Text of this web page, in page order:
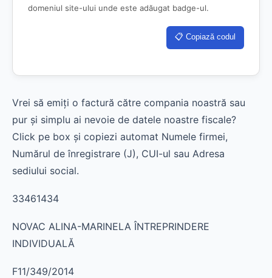
domeniul site-ului unde este adăugat badge-ul.
📋 Copiază codul
Vrei să emiți o factură către compania noastră sau
pur și simplu ai nevoie de datele noastre fiscale?
Click pe box și copiezi automat Numele firmei,
Numărul de înregistrare (J), CUI-ul sau Adresa
sediului social.
33461434
NOVAC ALINA-MARINELA ÎNTREPRINDERE
INDIVIDUALĂ
F11/349/2014